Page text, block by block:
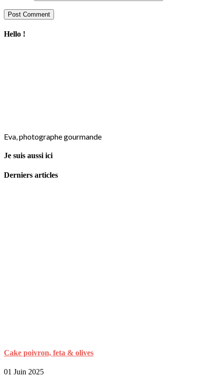
Hello !
Eva, photographe gourmande
Je suis aussi ici
Derniers articles
Cake poivron, feta & olives
01 Juin 2025